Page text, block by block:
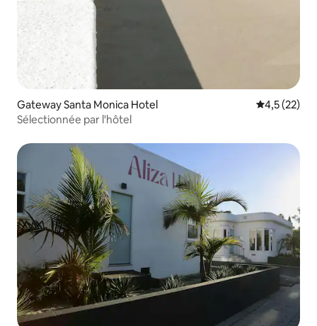
Gateway Santa Monica Hotel Évaluation
4,5 (22)
Sélectionnée par l'hôtel